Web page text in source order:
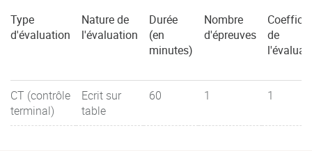
Type
d'évaluation
Nature de
l'évaluation
Durée
(en
minutes)
Nombre
d'épreuves
de
CT (contrôle
terminal)
Ecrit sur
table
60 1 1